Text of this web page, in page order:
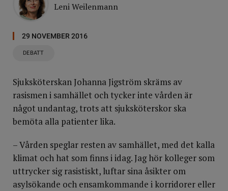
Leni Weilenmann
29 NOVEMBER 2016
DEBATT
Sjuksköterskan Johanna Jigström skräms av
rasismen i samhället och tycker inte vården är
något undantag, trots att sjuksköterskor ska
bemöta alla patienter lika.
– Vården speglar resten av samhället, med det kalla
klimat och hat som finns i idag. Jag hör kolleger som
uttrycker sig rasistiskt, luftar sina åsikter om
asylsökande och ensamkommande i korridorer eller